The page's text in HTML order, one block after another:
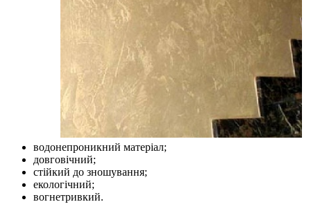
водонепроникний матеріал;
довговічний;
стійкий до зношування;
екологічний;
вогнетривкий.